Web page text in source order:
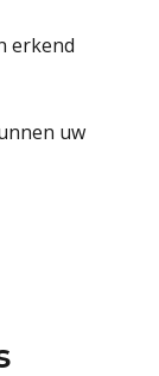
erkend
uw